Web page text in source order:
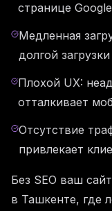
странице
Медленная
долгой
Плохой UX:
отталкивает
Отсутствие
привлекает
Без SEO ваш
в Ташкенте, где